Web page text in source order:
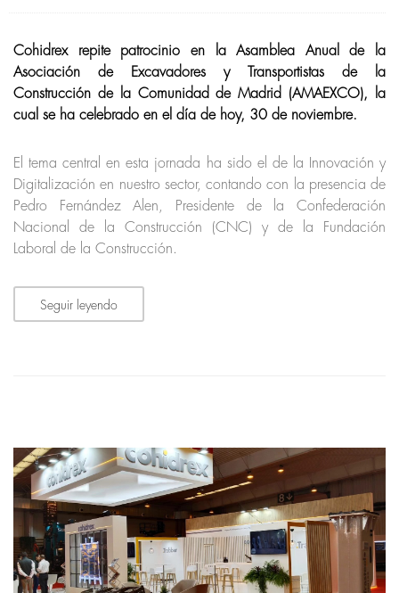
Cohidrex repite patrocinio en la Asamblea Anual de la
Asociación de Excavadores y Transportistas de la
Construcción de la Comunidad de Madrid (AMAEXCO), la
cual se ha celebrado en el día de hoy, 30 de noviembre.
El tema central en esta jornada ha sido el de la Innovación y
Digitalización en nuestro sector, contando con la presencia de
Pedro Fernández Alen, Presidente de la Confederación
Nacional de la Construcción (CNC) y de la Fundación
Laboral de la Construcción.
Seguir leyendo